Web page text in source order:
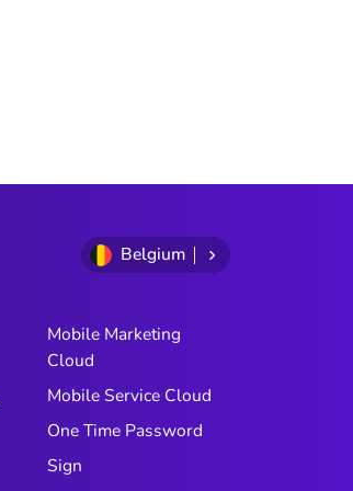
Belgium
Mobile Marketing
Cloud
Mobile Service Cloud
One Time Password
Sign